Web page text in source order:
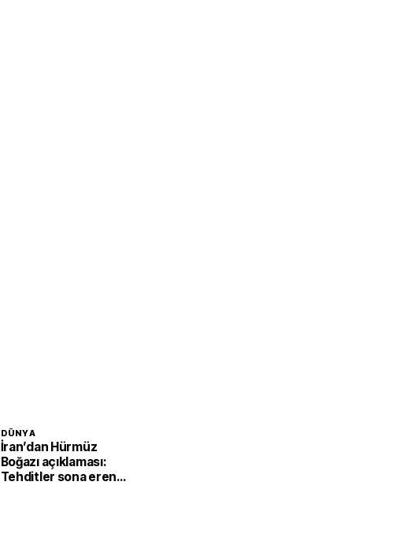
DÜNYA
İran’dan Hürmüz
Boğazı açıklaması:
Tehditler sona erene